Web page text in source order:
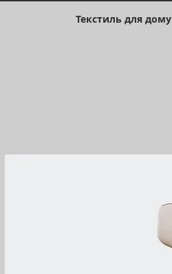
Текстиль для дому